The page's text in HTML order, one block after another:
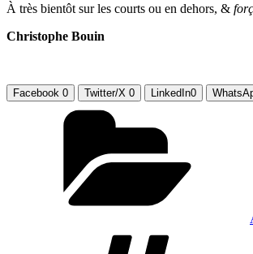
À très bientôt sur les courts ou en dehors, &
Christophe Bouin
Facebook 0 Twitter/X 0 LinkedIn0